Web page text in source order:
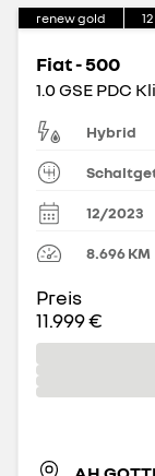
renew gold 12
Fiat - 500
1.0 GSE PDC
Hybrid
12/2023
8.696KM
Preis
11.999 €